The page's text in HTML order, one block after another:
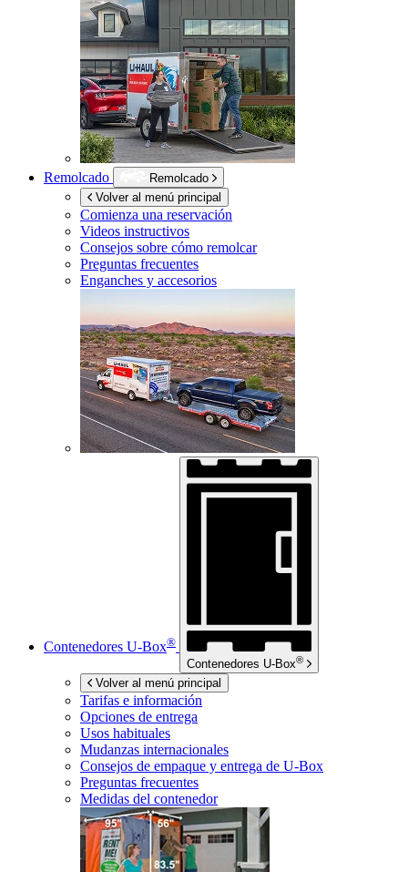
Remolcado
Remolcado
Volver al menú principal
Comienza una reservación
Videos instructivos
Consejos sobre cómo remolcar
Preguntas frecuentes
Enganches y accesorios
Contenedores U-Box®
Contenedores U-Box®
Volver al menú principal
Tarifas e información
Opciones de entrega
Usos habituales
Mudanzas internacionales
Consejos de empaque y entrega de U-Box
Preguntas frecuentes
Medidas del contenedor